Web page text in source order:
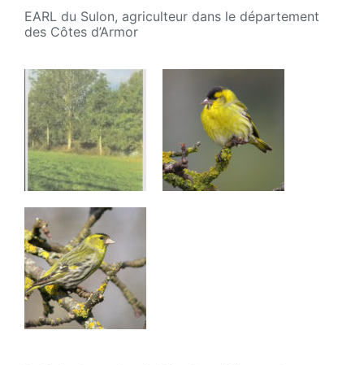
EARL du Sulon, agriculteur dans le département
des Côtes d’Armor